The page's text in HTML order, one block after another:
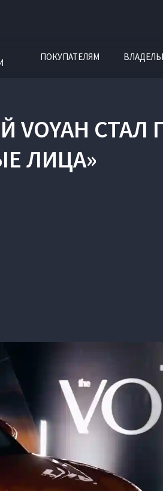
ПОКУПАТЕЛЯМ
СТАЛ
ЛИЦА»